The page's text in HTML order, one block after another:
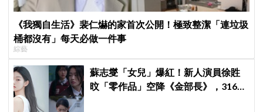
《我獨自生活》裴仁爀的家首次公開！極致整潔「連垃圾
桶都沒有」每天必做一件事
綜藝
蘇志燮「女兒」爆紅！新人演員徐貹
旼「零作品」空降《金部長》，316萬